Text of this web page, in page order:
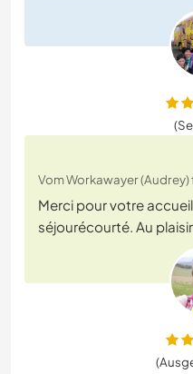
Vom Workawayer
Merci pour votre
séjourécourté. Au